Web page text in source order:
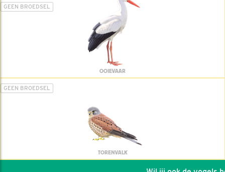
GEEN BROEDSEL
OOIEVAAR
GEEN BROEDSEL
TORENVALK